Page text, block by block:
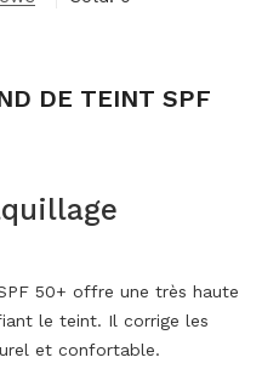
DE TEINT SPF
50+ offre une très haute
le teint. Il corrige les
et confortable.